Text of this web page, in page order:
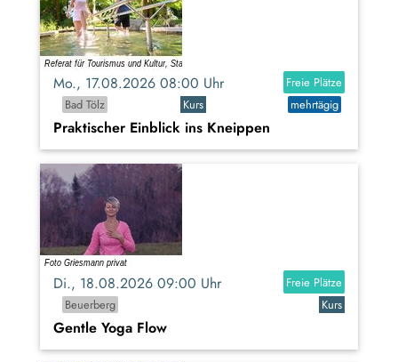
Mo., 17.08.2026 08:00 Uhr
Freie Plätze
Bad Tölz
Kurs mehrtägig
Praktischer Einblick ins Kneippen
Di., 18.08.2026 09:00 Uhr
Freie Plätze
Beuerberg
Kurs
Gentle Yoga Flow